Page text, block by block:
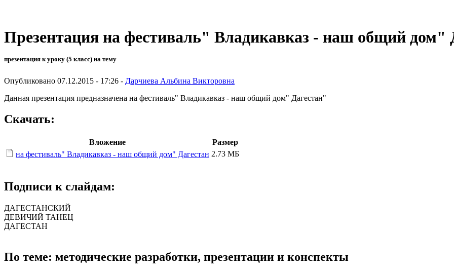
Презентация на фестиваль" Владикавказ - наш общий дом"
презентация к уроку (5 класс) на тему
Опубликовано 07.12.2015 - 17:26 - Дарчиева Альбина Викторовна
Данная презентация предназначена на фестиваль" Владикавказ - наш общий дом" Дагестан"
Скачать:
Вложение
Размер
на фестиваль" Владикавказ - наш общий дом" Дагестан 2.73 МБ
Подписи к слайдам:
ДАГЕСТАНСКИЙ
ДЕВИЧИЙ ТАНЕЦ
ДАГЕСТАН
По теме: методические разработки, презентации и конспекты